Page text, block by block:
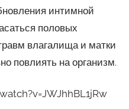
интимной
половых
влагалища и матки
повлиять на организм.